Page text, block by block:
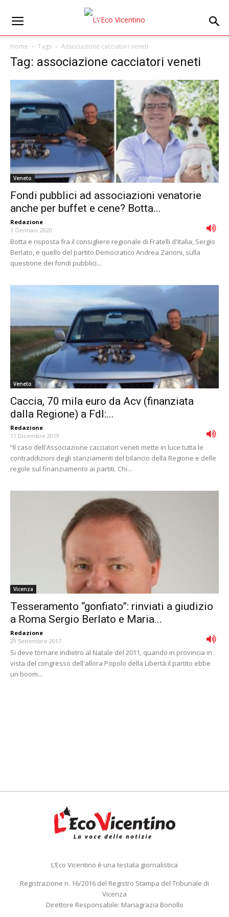
Home Tags Associazione cacciatori veneti
Tag: associazione cacciatori veneti
Veneto
Fondi pubblici ad associazioni venatorie
anche per buffet e cene? Botta...
Redazione -
3 Gennaio 2020
Botta e risposta fra il consigliere regionale di Fratelli d'Italia, Sergio
Berlato, e quello del partito Democratico Andrea Zanoni, sulla
questione dei fondi pubblici...
Veneto
Caccia, 70 mila euro da Acv (finanziata
dalla Regione) a FdI:...
Redazione -
11 Dicembre 2019
“Il caso dell'Associazione cacciatori veneti mette in luce tutta le
contraddizioni degli stanziamenti del bilancio della Regione e delle
regole sul finanziamento ai partiti. Chi...
Vicenza
Tesseramento “gonfiato”: rinviati a giudizio
a Roma Sergio Berlato e Maria...
Redazione -
29 Settembre 2017
Si deve tornare indietro al Natale del 2011, quando in provincia in
vista del congresso dell'allora Popolo della Libertà il partito ebbe
un boom...
L’Eco Vicentino è una testata giornalistica
Registrazione n. 16/2016 del Registro Stampa del Tribunale di
Vicenza
Direttore Responsabile: Mariagrazia Bonollo